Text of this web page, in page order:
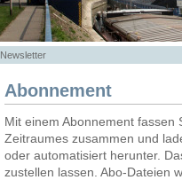
Newsletter
Abonnement
Mit einem Abonnement
Zeitraumes zusammen und
oder automatisiert herunter.
zustellen lassen. Abo-Dateien